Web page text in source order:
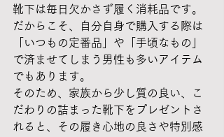
靴下は毎日欠かさず履く消耗品です。
だからこそ、自分自身で購入する際は
「いつもの定番品」や「手頃なもの」
で済ませてしまう男性も多いアイテム
でもあります。
そのため、家族から少し質の良い、こ
だわりの詰まった靴下をプレゼントさ
れると、その履き心地の良さや特別感